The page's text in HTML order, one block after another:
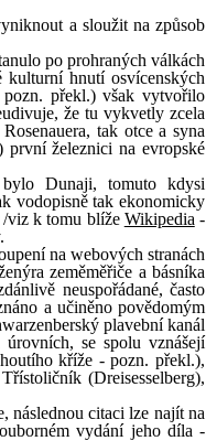
a sloužit na způsob
po prohraných válkách
kulturní hnutí osvícenských
pozn. překl.) však vytvořilo
že tu vykvetly zcela
tak otce a syna
první železnici na evropské
bylo Dunaji, tomuto kdysi
vodopisně tak ekonomicky
/viz k tomu blíže Wikipedia -
na webových stranách
zeměměřiče a básníka
neuspořádané, často
a učiněno povědomým
plavební kanál
se spolu vznášejí
kříže - pozn. překl.),
(Dreisesselberg),
následnou citaci lze najít na
vydání jeho díla -